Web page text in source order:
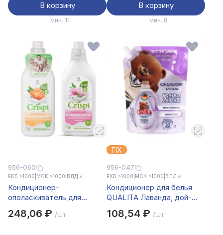
В корзину
мин. 11
В корзину
мин. 8
956-060
ЕКБ >1000 МСК >1000 ВЛД ×
Кондиционер-
ополаскиватель для
вида,концентрат,п/б,1л
248,06 ₽ /шт.
FIX
956-047
ЕКБ >1000 МСК >1000 ВЛД ×
Кондиционер для белья
QUALITA Лаванда, дой-
108,54 ₽ /шт.